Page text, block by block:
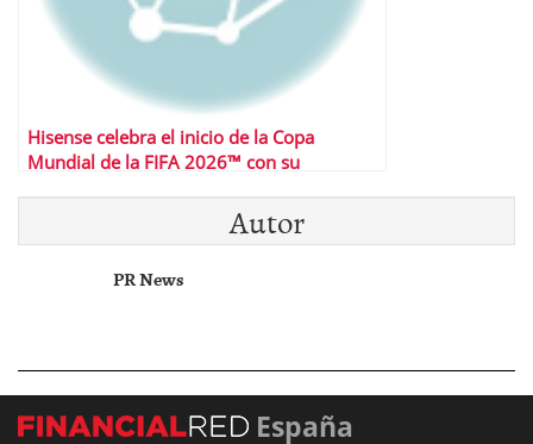
Hisense celebra el inicio de la Copa
Mundial de la FIFA 2026™ con su
Autor
PR News
España